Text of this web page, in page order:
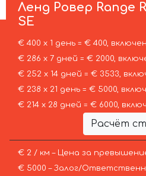
Ленд Ровер Range
SE
€ 400 х 1 день = € 400,
€ 286 х 7 дней = € 2000,
€ 252 х 14 дней = € 3533,
€ 238 х 21 день = € 5000,
€ 214 х 28 дней = € 6000,
Расчёт
€ 2 / км – Цена за
€ 5000 – Залог/